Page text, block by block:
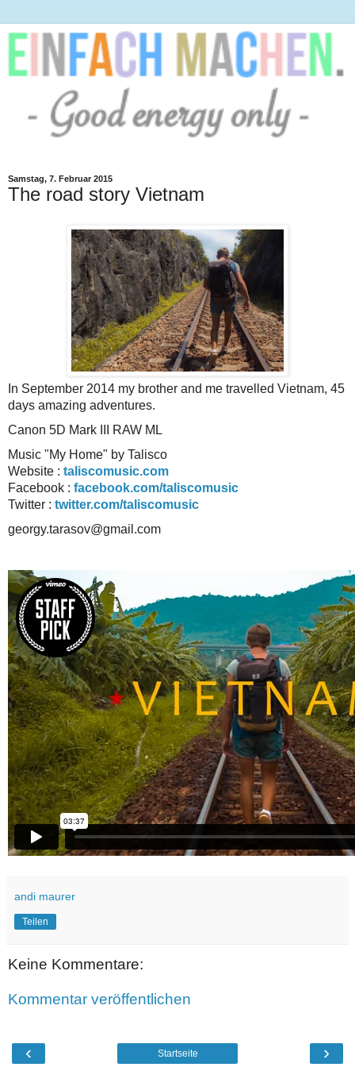
Samstag, 7. Februar 2015
The road story Vietnam
In September 2014 my brother and me travelled Vietnam, 45
days amazing adventures.
Canon 5D Mark III RAW ML
Music "My Home" by Talisco
Website : taliscomusic.com
Facebook : facebook.com/taliscomusic
Twitter : twitter.com/taliscomusic
georgy.tarasov@gmail.com
andi maurer
Teilen
Keine Kommentare:
Kommentar veröffentlichen
‹ ›
Startseite